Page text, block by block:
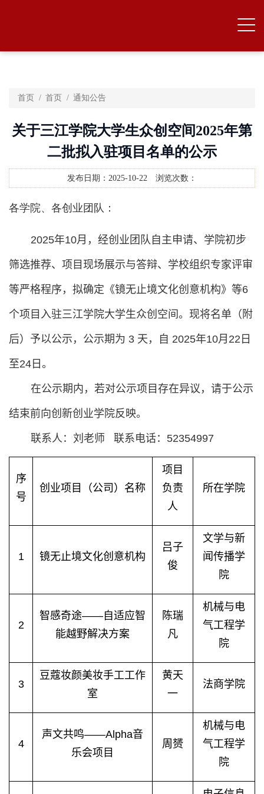
首页 首页 通知公告
关于三江学院大学生众创空间2025年第
二批拟入驻项目名单的公示
发布日期： 2025-10-22 浏览次数：
各学院、各创业团队：
2025年10月，经创业团队自主申请、学院初步
筛选推荐、项目现场展示与答辩、学校组织专家评审
等严格程序，拟确定《镜无止境文化创意机构》等6
个项目入驻三江学院大学生众创空间。现将名单（附
后）予以公示，公示期为 3 天，自 2025年10月 22 日
至24 日。
在公示期内，若对公示项目存在异议，请于公示
结束前向创新创业学院反映。
联系人：刘老师联系电话： 52354997
序
号
创业项目（公司）名称
项目
负责
人
所在学院
1 镜无止境文化创意机构
吕子
俊
文学与新
闻传播学
院
2
智感奇途——自适应智
能越野解决方案
陈瑞
凡
机械与电
气工程学
院
3
豆蔻妆颜美妆手工工作
室
黄天
一
法商学院
4
声文共鸣——Alpha音
乐会项目
周赟
机械与电
气工程学
院